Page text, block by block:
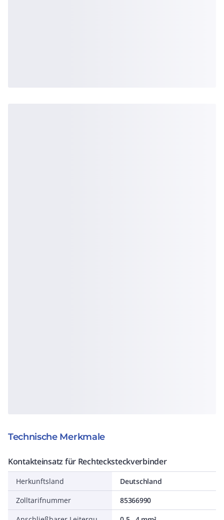
Technische Merkmale
Kontakteinsatz für Rechtecksteckverbinder
Herkunftsland
Deutschland
Zolltarifnummer
85366990